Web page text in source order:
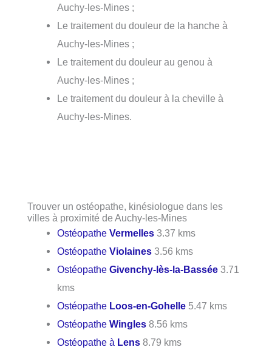
Auchy-les-Mines ;
Le traitement du douleur de la hanche à
Auchy-les-Mines ;
Le traitement du douleur au genou à
Auchy-les-Mines ;
Le traitement du douleur à la cheville à
Auchy-les-Mines.
Trouver un ostéopathe, kinésiologue dans les
villes à proximité de Auchy-les-Mines
OstéopatheVermelles 3.37 kms
OstéopatheViolaines 3.56 kms
OstéopatheGivenchy-lès-la-Bassée 3.71
kms
Ostéopathe Loos-en-Gohelle 5.47 kms
OstéopatheWingles 8.56 kms
Ostéopathe à Lens 8.79 kms